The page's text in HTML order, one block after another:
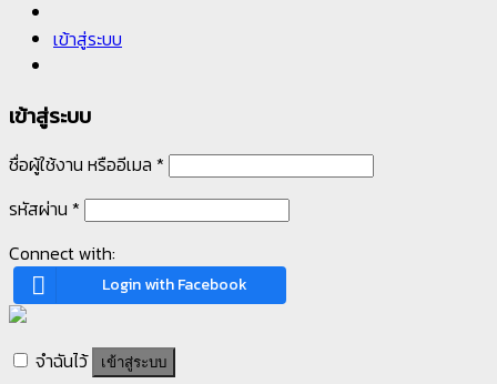
เข้าสู่ระบบ
เข้าสู่ระบบ
ชื่อผู้ใช้งาน หรืออีเมล *
รหัสผ่าน *
Connect with:
Login with Facebook
จำฉันไว้ เข้าสู่ระบบ